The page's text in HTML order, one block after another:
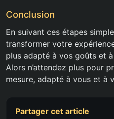
Conclusion
En suivant ces étapes
transformer votre
plus adapté à vos goûts et
Alors n’attendez plus pour
mesure, adapté à vous et à
Partager cet article